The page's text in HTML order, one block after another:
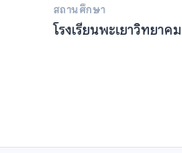
สถานศึกษา
โรงเรียนพะเยาวิทยาคม